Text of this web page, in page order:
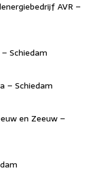
AVR –
Schiedam
– Schiedam
en Zeeuw –